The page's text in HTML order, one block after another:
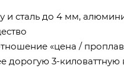
и сталь до 4 мм,
«цена /
дорогую 3-